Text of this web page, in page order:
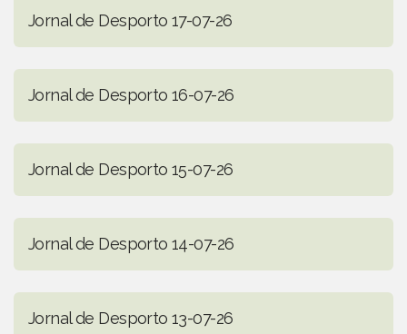
Jornal de Desporto 17-07-26
Jornal de Desporto 16-07-26
Jornal de Desporto 15-07-26
Jornal de Desporto 14-07-26
Jornal de Desporto 13-07-26